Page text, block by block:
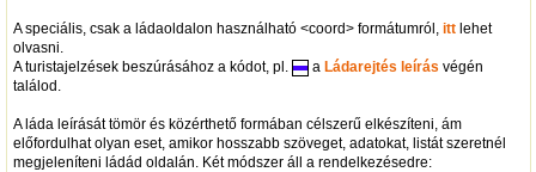
A speciális, csak a ládaoldalon használható <coord> formátumról, ittlehet
olvasni.
A turistajelzések beszúrásához a kódot, pl.
a Ládarejtés leírás végén
találod.
A láda leírását tömör és közérthető formában célszerű elkészíteni, ám
előfordulhat olyan eset, amikor hosszabb szöveget, adatokat, listát szeretnél
megjeleníteni ládád oldalán. Két módszer áll a rendelkezésedre: